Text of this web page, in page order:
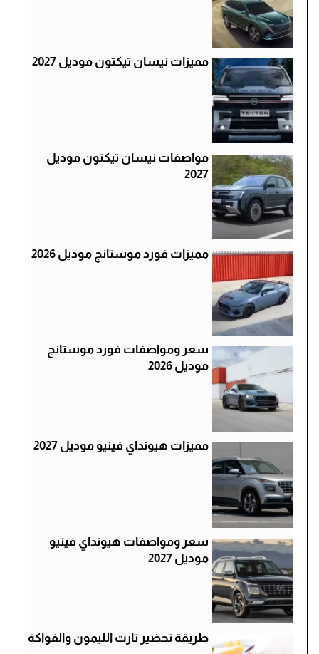
مميزات نيسان تيكتون موديل 2027
مواصفات نيسان تيكتون موديل
2027
مميزات فورد موستانج موديل 2026
سعر ومواصفات فورد موستانج
موديل 2026
مميزات هيونداي فينيو موديل 2027
سعر ومواصفات هيونداي فينيو
موديل 2027
طريقة تحضير تارت الليمون والفواكة